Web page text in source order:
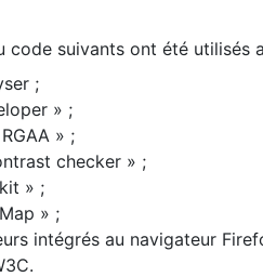
code suivants ont été utilisés
;
» ;
» ;
checker » ;
» ;
» ;
intégrés au navigateur